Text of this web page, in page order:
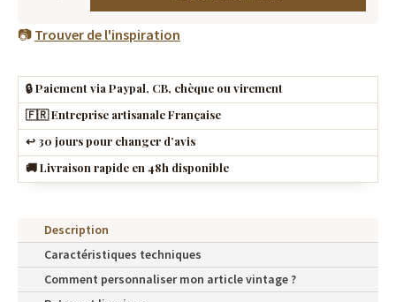
QUANTITÉ
DE
DE
BOXE
EN
CUIR
VINTAGE
PRIX)
🔒 Paiement via Paypal, CB, chèque ou virement
🇫🇷 Entreprise artisanale Française
↩️ 30 jours pour changer d’avis
Description
Caractéristiques techniques